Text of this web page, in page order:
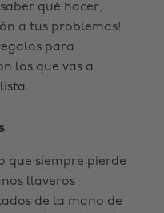
qué hacer,
a tus problemas!
para
los que vas a
que siempre pierde
llaveros
de la mano de